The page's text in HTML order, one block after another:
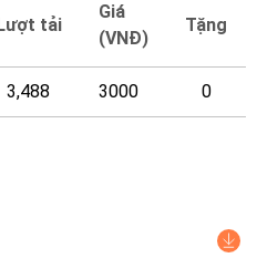
tải
Giá
(VNĐ)
Tặng
3,488 3000 0